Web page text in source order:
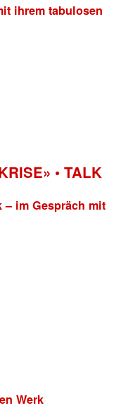
ihrem tabulosen
• TALK
im Gespräch mit
Werk